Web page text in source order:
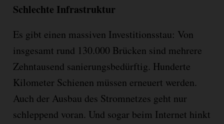
Schlechte Infrastruktur
Es gibt einen massiven Investitionsstau: Von
insgesamt rund 130.000 Brücken sind mehrere
Zehntausend sanierungsbedürftig. Hunderte
Kilometer Schienen müssen erneuert werden.
Auch der Ausbau des Stromnetzes geht nur
schleppend voran. Und sogar beim Internet hinkt